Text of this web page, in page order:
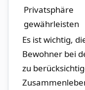
Privatsphäre
gewährleisten
Es ist wichtig,
Bewohner ‍bei
zu